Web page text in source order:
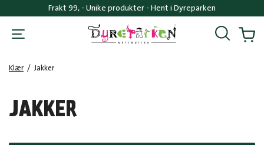
Frakt 99, - Unike produkter - Hent i Dyreparken
Søk
Klær / Jakker
JAKKER